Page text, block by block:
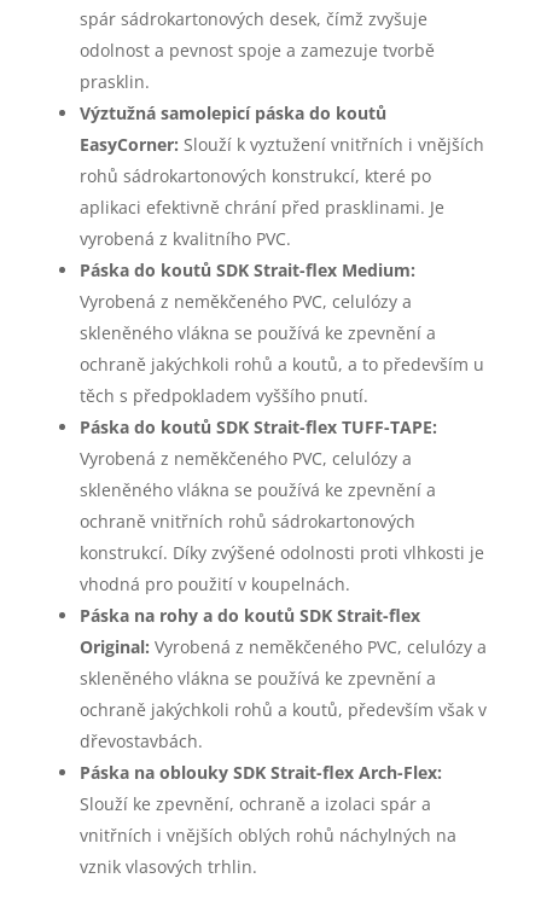
spár sádrokartonových desek, čímž zvyšuje
odolnost a pevnost spoje a zamezuje tvorbě
prasklin.
Výztužná samolepicí páska do koutů
EasyCorner: Slouží k vyztužení vnitřních i vnějších
rohů sádrokartonových konstrukcí, které po
aplikaci efektivně chrání před prasklinami. Je
vyrobená z kvalitního PVC.
Páska do koutů SDK Strait-flex Medium:
Vyrobená z neměkčeného PVC, celulózy a
skleněného vlákna se používá ke zpevnění a
ochraně jakýchkoli rohů a koutů, a to především u
těch s předpokladem vyššího pnutí.
Páska do koutů SDK Strait-flex TUFF-TAPE:
Vyrobená z neměkčeného PVC, celulózy a
skleněného vlákna se používá ke zpevnění a
ochraně vnitřních rohů sádrokartonových
konstrukcí. Díky zvýšené odolnosti proti vlhkosti je
vhodná pro použití v koupelnách.
Páska na rohy a do koutů SDK Strait-flex
Original: Vyrobená z neměkčeného PVC, celulózy a
skleněného vlákna se používá ke zpevnění a
ochraně jakýchkoli rohů a koutů, především však v
dřevostavbách.
Páska na oblouky SDK Strait-flex Arch-Flex:
Slouží ke zpevnění, ochraně a izolaci spár a
vnitřních i vnějších oblých rohů náchylných na
vznik vlasových trhlin.